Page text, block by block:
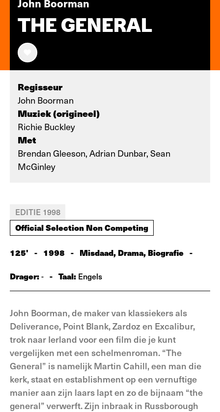
John Boorman
THE GENERAL
Regisseur
John Boorman
Muziek (origineel)
Richie Buckley
Met
Brendan Gleeson, Adrian Dunbar, Sean
McGinley
EDITIE 1998
Official Selection Non Competing
125' - 1998 - Misdaad, Drama, Biografie -
Drager:- - Taal: Engels
John Boorman, de maker van klassiekers als
Deliverance, Point Blank, Zardoz en Excalibur,
trok naar Ierland voor een film die je kunt
vergelijken met een schelmenroman. “The
General” is namelijk Martin Cahill, een man die
kerk, staat en establishment op een vernuftige
manier aan zijn laars lapt en zo de bijnaam “the
general” verwerft. Zijn inbraak in Russborough